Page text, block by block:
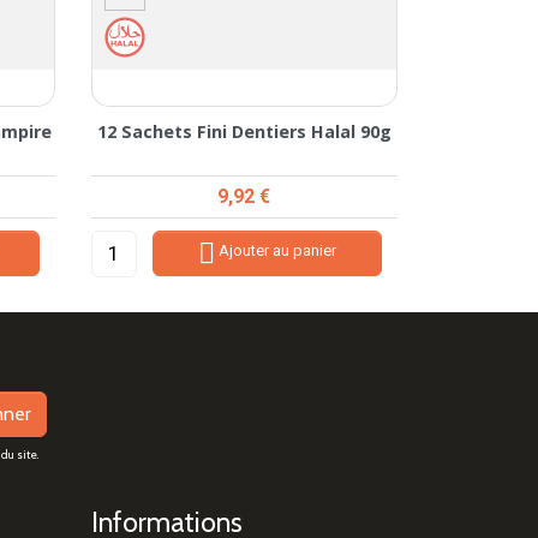
12 Sachets Fini Dentiers Halal 90g
Prix
9,92 €
 Ajouter au panier
site.
Informations